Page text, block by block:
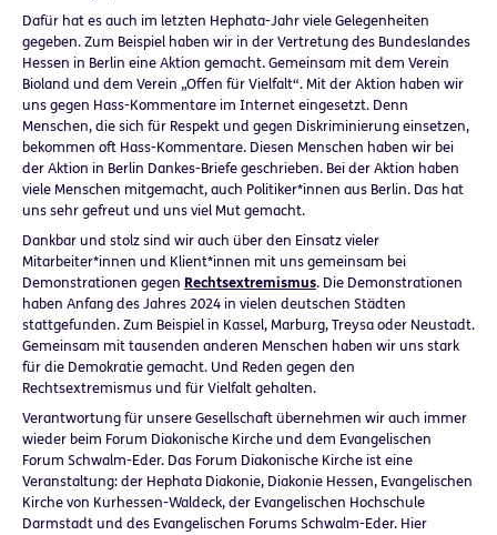
Dafür hat es auch im letzten Hephata-Jahr viele Gelegenheiten
gegeben. Zum Beispiel haben wir in der Vertretung des Bundeslandes
Hessen in Berlin eine Aktion gemacht. Gemeinsam mit dem Verein
Bioland und dem Verein „Offen für Vielfalt“. Mit der Aktion haben wir
uns gegen Hass-Kommentare im Internet eingesetzt. Denn
Menschen, die sich für Respekt und gegen Diskriminierung einsetzen,
bekommen oft Hass-Kommentare. Diesen Menschen haben wir bei
der Aktion in Berlin Dankes-Briefe geschrieben. Bei der Aktion haben
viele Menschen mitgemacht, auch Politiker*innen aus Berlin. Das hat
uns sehr gefreut und uns viel Mut gemacht.
Dankbar und stolz sind wir auch über den Einsatz vieler
Mitarbeiter*innen und Klient*innen mit uns gemeinsam bei
Demonstrationen gegen Rechtsextremismus. Die Demonstrationen
haben Anfang des Jahres 2024 in vielen deutschen Städten
stattgefunden. Zum Beispiel in Kassel, Marburg, Treysa oder Neustadt.
Gemeinsam mit tausenden anderen Menschen haben wir uns stark
für die Demokratie gemacht. Und Reden gegen den
Rechtsextremismus und für Vielfalt gehalten.
Verantwortung für unsere Gesellschaft übernehmen wir auch immer
wieder beim Forum Diakonische Kirche und dem Evangelischen
Forum Schwalm-Eder. Das Forum Diakonische Kirche ist eine
Veranstaltung: der Hephata Diakonie, Diakonie Hessen, Evangelischen
Kirche von Kurhessen-Waldeck, der Evangelischen Hochschule
Darmstadt und des Evangelischen Forums Schwalm-Eder. Hier